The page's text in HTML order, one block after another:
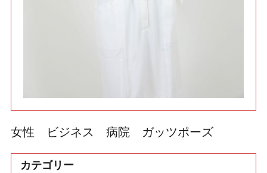
女性 ビジネス 病院 ガッツポーズ
カテゴリー